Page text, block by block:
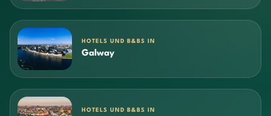
HOTELS UND B&BS IN
Galway
HOTELS UND B&BS IN